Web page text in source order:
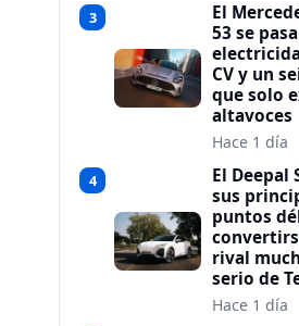
3
El
53 se
CV y un
que solo
altavoces
Hace 1 día
4
El Deepal
sus
puntos
rival
serio de
Hace 1 día